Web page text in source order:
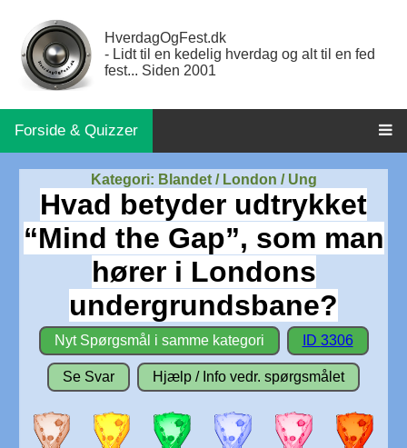
HverdagOgFest.dk
- Lidt til en kedelig hverdag og alt til en fed
fest... Siden 2001
Forside & Quizzer
Kategori: Blandet / London / Ung
Hvad betyder udtrykket
“Mind the Gap”, som man
hører i Londons
undergrundsbane?
Nyt Spørgsmål i samme kategori ID 3306
Se Svar Hjælp / Info vedr. spørgsmålet